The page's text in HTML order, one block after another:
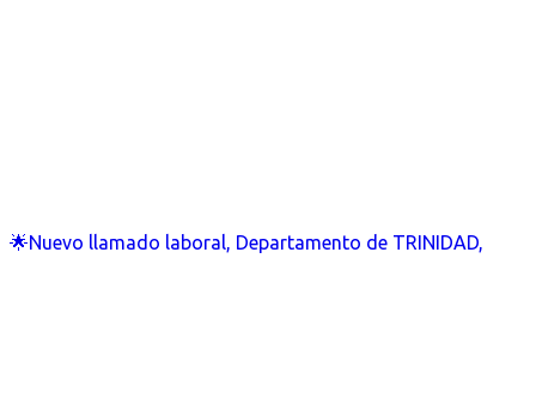
🌟Nuevo llamado laboral, Departamento de TRINIDAD,